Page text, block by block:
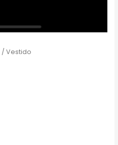
/ Vestido